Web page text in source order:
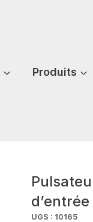
Produits
UGS : 10165